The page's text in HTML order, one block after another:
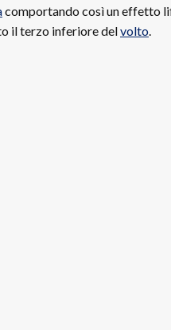
comportando così un effetto
il terzo inferiore delvolto.